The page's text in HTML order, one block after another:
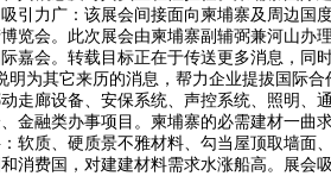
引力广：该展会间接面向柬埔寨及周边国
会。此次展会由柬埔寨副辅弼兼河山办理
嘉会。转载目标正在于传送更多消息，
为其它来历的消息，帮力企业提拔国际
走廊设备、安保系统、声控系统、照明、
融类办事项目。柬埔寨的必需建材一曲
软质、硬质景不雅材料、勾当屋顶取墙
消费国，对建建材料需求水涨船高。展会